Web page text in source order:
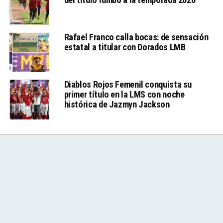
Rafael Franco calla bocas: de sensación
estatal a titular con Dorados LMB
Diablos Rojos Femenil conquista su
primer título en la LMS con noche
histórica de Jazmyn Jackson